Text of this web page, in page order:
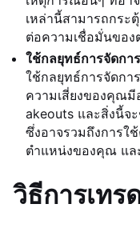
เหล่านี้สามารถกระ
ต่อความเชื่อมั่นของ
ใช้กลยุทธ์การจัดกา
ใช้กลยุทธ์การจัดกา
ความเสี่ยงของคุณมี
akeouts และสิ่งนี้จ
ซึ่งอาจรวมถึงการใ
ตำแหน่งของคุณ แล
วิธีการเทร